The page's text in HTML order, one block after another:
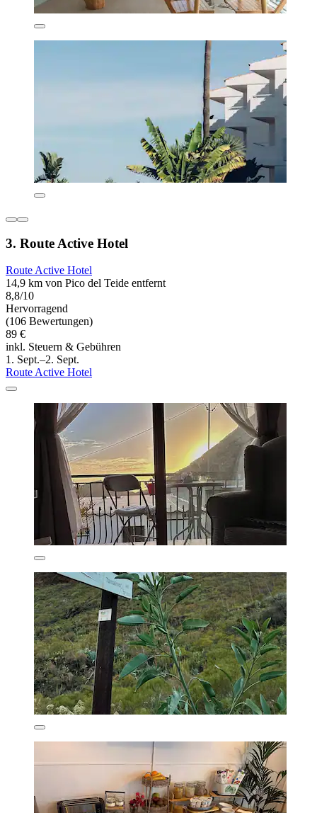
3. Route Active Hotel
Route Active Hotel
14,9 km von Pico del Teide entfernt
8,8/10
Hervorragend
(106 Bewertungen)
89 €
inkl. Steuern & Gebühren
1. Sept.–2. Sept.
Route Active Hotel